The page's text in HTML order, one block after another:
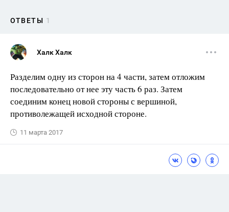
ОТВЕТЫ 1
Халк Халк
Разделим одну из сторон на 4 части, затем отложим
последовательно от нее эту часть 6 раз. Затем
соединим конец новой стороны с вершиной,
противолежащей исходной стороне.
11 марта 2017